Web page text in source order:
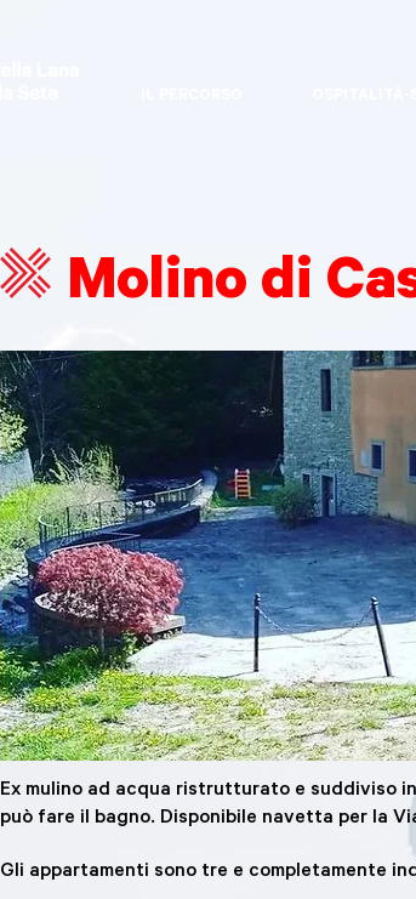
Molino di
Ex mulino ad acqua ristrutturato e suddiviso
può fare il bagno. Disponibile navetta per la
Gli appartamenti sono tre e completamente